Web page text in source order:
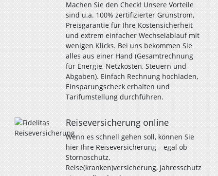
Machen Sie den Check! Unsere Vorteile
sind u.a. 100% zertifizierter Grünstrom,
Preisgarantie für Ihre Kostensicherheit
und extrem einfacher Wechselablauf mit
wenigen Klicks. Bei uns bekommen Sie
alles aus einer Hand (Gesamtrechnung
für Energie, Netzkosten, Steuern und
Abgaben). Einfach Rechnung hochladen,
Einsparungscheck erhalten und
Tarifumstellung durchführen.
Reiseversicherung online
Wenn es schnell gehen soll, können Sie
hier Ihre Reiseversicherung – egal ob
Stornoschutz,
Reise(kranken)versicherung, Jahresschutz